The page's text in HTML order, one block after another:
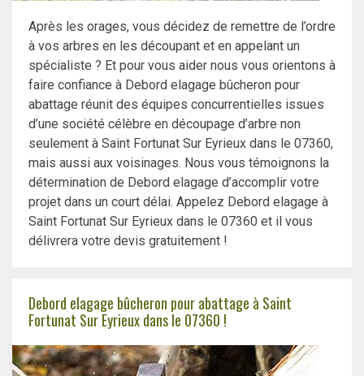
Après les orages, vous décidez de remettre de l’ordre
à vos arbres en les découpant et en appelant un
spécialiste ? Et pour vous aider nous vous orientons à
faire confiance à Debord elagage bûcheron pour
abattage réunit des équipes concurrentielles issues
d’une société célèbre en découpage d’arbre non
seulement à Saint Fortunat Sur Eyrieux dans le 07360,
mais aussi aux voisinages. Nous vous témoignons la
détermination de Debord elagage d’accomplir votre
projet dans un court délai. Appelez Debord elagage à
Saint Fortunat Sur Eyrieux dans le 07360 et il vous
délivrera votre devis gratuitement !
Debord elagage bûcheron pour abattage à Saint
Fortunat Sur Eyrieux dans le 07360 !